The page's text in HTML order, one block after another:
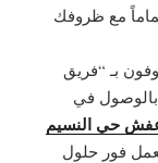
مع ظروفك
بـ “فريق
بالوصول في
عفش حي النسيم
فور حلول